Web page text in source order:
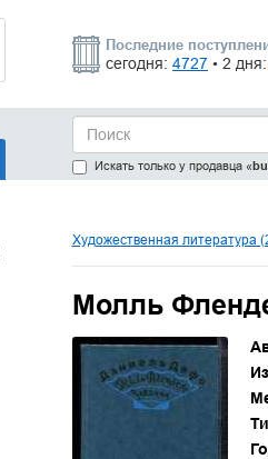
Последние
сегодня: 4727 • 2 дня:
Искать только у продавца «
Художественная литература
Молль